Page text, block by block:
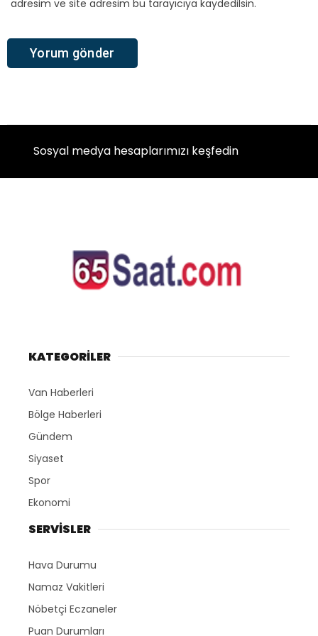
adresim ve site adresim bu tarayıcıya kaydedilsin.
Sosyal medya hesaplarımızı keşfedin
KATEGORİLER
Van Haberleri
Bölge Haberleri
Gündem
Siyaset
Spor
Ekonomi
SERVİSLER
Hava Durumu
Namaz Vakitleri
Nöbetçi Eczaneler
Puan Durumları